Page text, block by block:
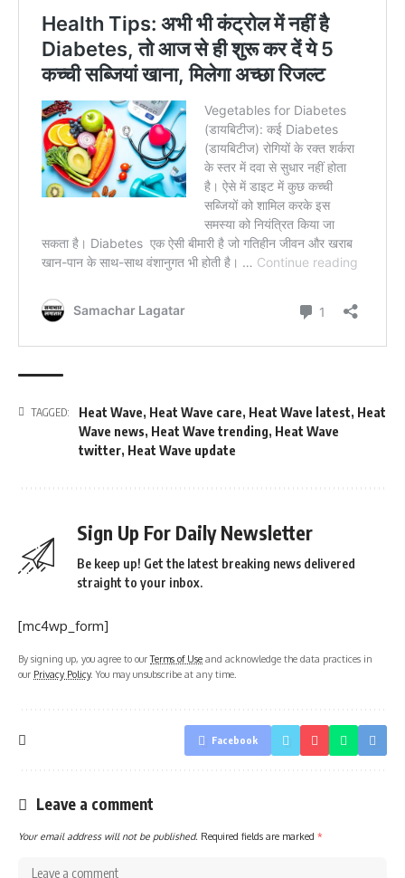
TAGGED: Heat Wave, Heat Wave care, Heat Wave latest, Heat
Wave news, Heat Wave trending, Heat Wave
twitter, Heat Wave update
Sign Up For Daily Newsletter
Be keep up! Get the latest breaking news delivered
straight to your inbox.
[mc4wp_form]
By signing up, you agree to ourTerms of Use and acknowledge the data practices in
our Privacy Policy. You may unsubscribe at any time.
Facebook
Leave a comment
Your email address will not be published. Required fields are marked *